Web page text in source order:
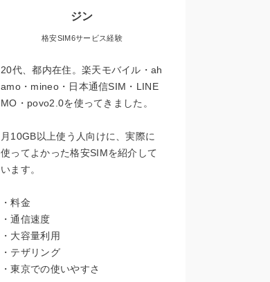
ジン
格安SIM6サービス経験
20代、都内在住。楽天モバイル・ah
amo・mineo・日本通信SIM・LINE
MO・povo2.0を使ってきました。
月10GB以上使う人向けに、実際に
使ってよかった格安SIMを紹介して
います。
・料金
・通信速度
・大容量利用
・テザリング
・東京での使いやすさ